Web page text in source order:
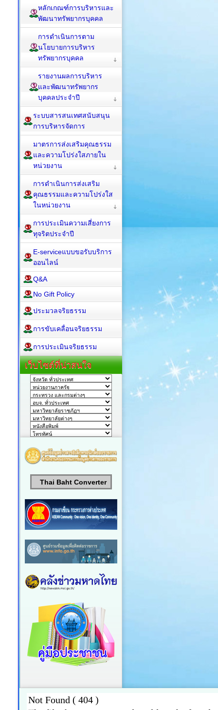
หลักเกณฑ์การบริหารและ
พัฒนาทรัพยากรบุคคล
การดำเนินการตาม
นโยบายการบริหาร
ทรัพยากรบุคคล
รายงานผลการบริหาร
และพัฒนาทรัพยากร
บุคคลประจำปี
ระบบสารสนเทศสนับสนุน
การบริหารจัดการ
มาตรการส่งเสริมคุณธรรม
และความโปร่งใสภายใน
หน่วยงาน
การดำเนินการส่งเสริม
คุณธรรมและความโปร่งใส
ในหน่วยงาน
การประเมินความเสี่ยงการ
ทุจริตประจำปี
E-serviceแบบขอรับบริการ
ออนไลน์
Q&A
No Gift Policy
ประมวลจริยธรรม
การขับเคลื่อนจริยธรรม
การประเมินจริยธรรม
เว็บไซต์ที่น่าสนใจ
Thai Baht Converter